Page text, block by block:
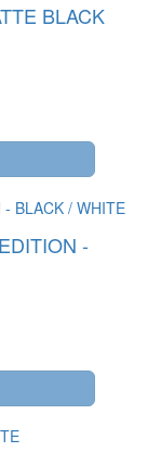
BLACK
-